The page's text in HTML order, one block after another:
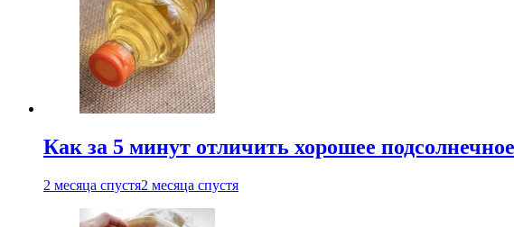
Как за 5 минут отличить хорошее
2 месяца спустя2 месяца спустя